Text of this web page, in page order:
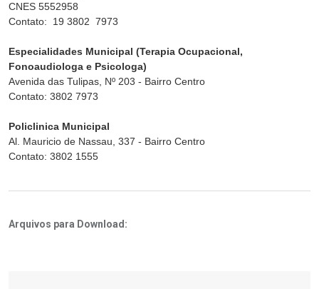
CNES 5552958
Contato: 19 3802 7973
Especialidades Municipal (Terapia Ocupacional,
Fonoaudiologa e Psicologa)
Avenida das Tulipas, Nº 203 - Bairro Centro
Contato: 3802 7973
Policlinica Municipal
Al. Mauricio de Nassau, 337 - Bairro Centro
Contato: 3802 1555
Arquivos para Download: